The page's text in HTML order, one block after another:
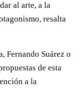
al arte, a la
resalta
Fernando Suárez o
de esta
a la